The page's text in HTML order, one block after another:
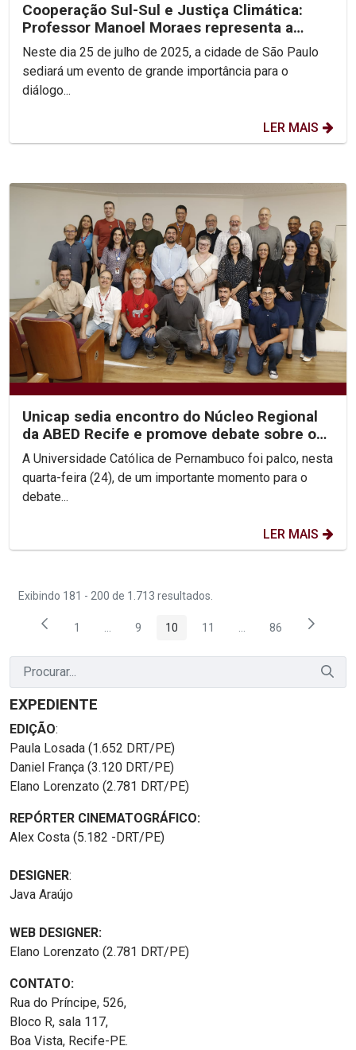
Cooperação Sul-Sul e Justiça Climática:
Professor Manoel Moraes representa a
UNICAP em sua 2ª...
Neste dia 25 de julho de 2025, a cidade de São Paulo
sediará um evento de grande importância para o
diálogo...
LER MAIS
Unicap sedia encontro do Núcleo Regional
da ABED Recife e promove debate sobre os
rumos da EAD no...
A Universidade Católica de Pernambuco foi palco, nesta
quarta-feira (24), de um importante momento para o
debate...
LER MAIS
Exibindo 181 - 200 de 1.713 resultados.
Página
1 Páginas intermediárias Usar ABA para navegar.
Página
9 Página
10 Página
11 PáginasPágina
86
EXPEDIENTE
EDIÇÃO:
Paula Losada (1.652 DRT/PE)
Daniel França (3.120 DRT/PE)
Elano Lorenzato (2.781 DRT/PE)
REPÓRTER CINEMATOGRÁFICO:
Alex Costa (5.182 -DRT/PE)
DESIGNER:
Java Araújo
WEB DESIGNER:
Elano Lorenzato (2.781 DRT/PE)
CONTATO:
Rua do Príncipe, 526,
Bloco R, sala 117,
Boa Vista, Recife-PE.